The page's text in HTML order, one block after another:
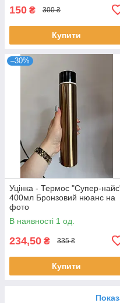
150 ₴ 300 ₴
Купити
–30%
Уцінка - Термос "Супер-
400мл Бронзовий нюанс на
фото
В наявності 1 од.
234,50 ₴ 335 ₴
Купити